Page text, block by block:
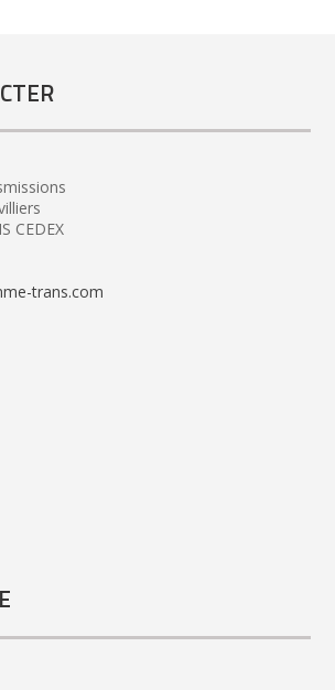
CEDEX
trans.com